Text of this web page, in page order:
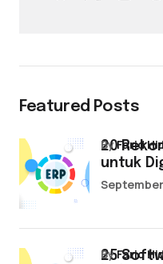
Featured Posts
20
untuk
byFarid
25
byFarid